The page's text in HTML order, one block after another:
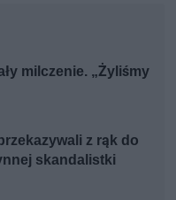
milczenie. „Żyliśmy
z rąk do
skandalistki